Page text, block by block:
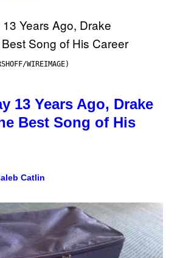
WIREIMAGE)
13 Years Ago, Drake
Best Song of His
Catlin